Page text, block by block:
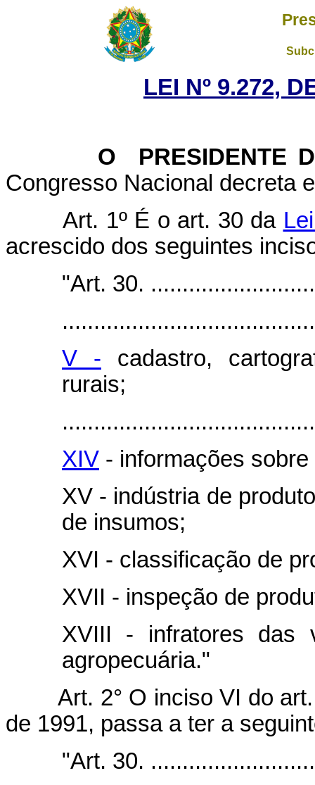
LEI Nº 9.272,
O PRESIDENTE DA
Congresso Nacional decreta
Art. 1º É o art. 30 da
acrescido dos seguintes
"Art. 30.
V - cadastro,
rurais;
XIV - informações
XV - indústria de
de insumos;
XVI - classificação de
XVII - inspeção de
XVIII - infratores das
agropecuária."
Art. 2° O inciso VI do
de 1991, passa a ter a
"Art. 30.